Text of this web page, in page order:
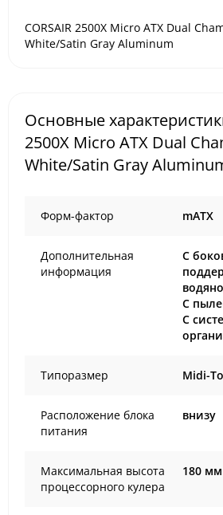
CORSAIR 2500X Micro ATX Dual
White/Satin Gray Aluminum
Основные
2500X Micro ATX Dual
White/Satin Gray
Форм-фактор mATX
Дополнительная
информация
С
С
С
Типоразмер Midi-
Расположение блока
питания
внизу
Максимальная высота
процессорного кулера
180 мм